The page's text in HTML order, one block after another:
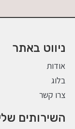
ניווט באתר
אודות
בלוג
צרו קשר
השירותים